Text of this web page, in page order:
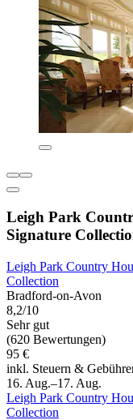
Leigh Park
Signature
Leigh Park Country
Collection
Bradford-on-Avon
8,2/10
Sehr gut
(620 Bewertungen)
95 €
inkl. Steuern &
16. Aug.–17. Aug.
Leigh Park Country
Collection